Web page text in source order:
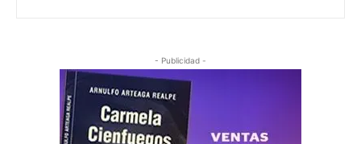
- Publicidad -